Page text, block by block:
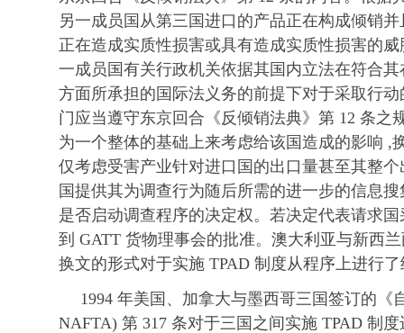
另一成员国从第三国进口的产品正在构成倾销
正在造成实质性损害或具有造成实质性损害的
一成员国有关行政机关依据其国内立法在符合
方面所承担的国际法义务的前提下对于采取行
门应当遵守东京回合《反倾销法典》第 12 条之
为一个整体的基础上来考虑给该国造成的影响 ,
仅考虑受害产业针对进口国的出口量甚至其整
国提供其为调查行为随后所需的进一步的信息
是否启动调查程序的决定权。若决定代表请求
到 GATT 货物理事会的批准。澳大利亚与新西
换文的形式对于实施 TPAD 制度从程序上进行
1994 年美国、加拿大与墨西哥三国签订的《
NAFTA) 第 317 条对于三国之间实施 TPAD 制